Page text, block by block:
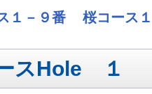
１－９番 桜コース
スHole １